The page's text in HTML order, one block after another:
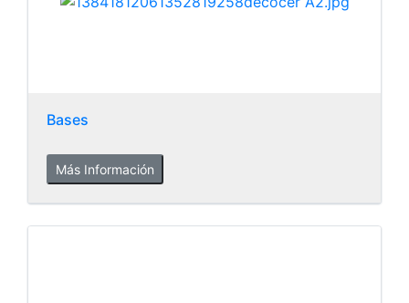
Bases
Más Información